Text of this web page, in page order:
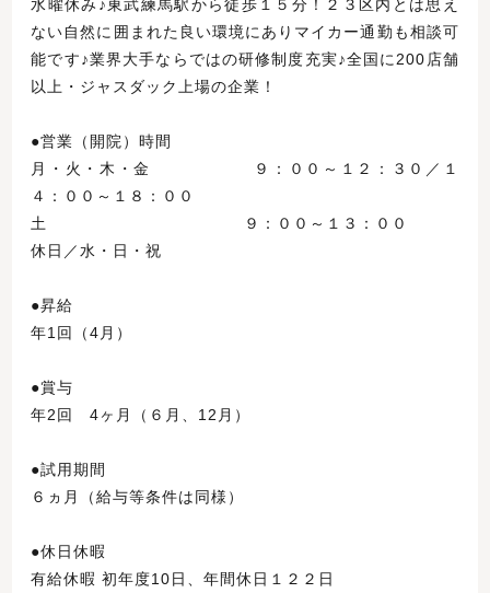
水曜休み♪東武練馬駅から徒歩１５分！２３区内とは思え
ない自然に囲まれた良い環境にありマイカー通勤も相談可
能です♪業界大手ならではの研修制度充実♪全国に200店舗
以上・ジャスダック上場の企業！
●営業（開院）時間
月・火・木・金 ９：００～１２：３０／１
４：００～１８：００
土 ９：００～１３：００
休日／水・日・祝
●昇給
年1回（4月）
●賞与
年2回 4ヶ月（６月、12月）
●試用期間
６ヵ月（給与等条件は同様）
●休日休暇
有給休暇 初年度10日、年間休日１２２日